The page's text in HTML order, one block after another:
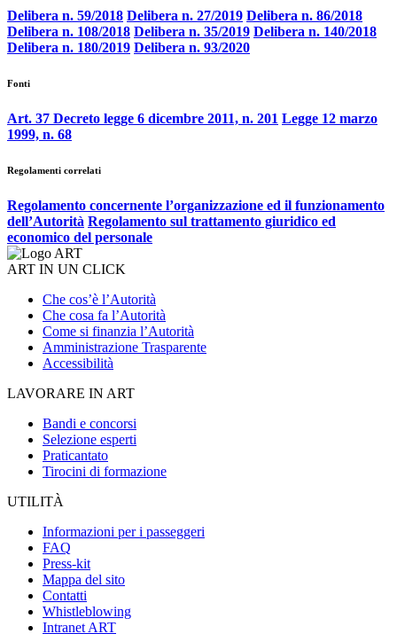
Delibera n. 59/2018 Delibera n. 27/2019 Delibera n. 86/2018
Delibera n. 108/2018 Delibera n. 35/2019 Delibera n. 140/2018
Delibera n. 180/2019 Delibera n. 93/2020
Fonti
Art. 37 Decreto legge 6 dicembre 2011, n. 201 Legge 12 marzo
1999, n. 68
Regolamenti correlati
Regolamento concernente l’organizzazione ed il funzionamento
dell’Autorità Regolamento sul trattamento giuridico ed
economico del personale
ART IN UN CLICK
Che cos’è l’Autorità
Che cosa fa l’Autorità
Come si finanzia l’Autorità
Amministrazione Trasparente
Accessibilità
LAVORARE IN ART
Bandi e concorsi
Selezione esperti
Praticantato
Tirocini di formazione
UTILITÀ
Informazioni per i passeggeri
FAQ
Press-kit
Mappa del sito
Contatti
Whistleblowing
Intranet ART